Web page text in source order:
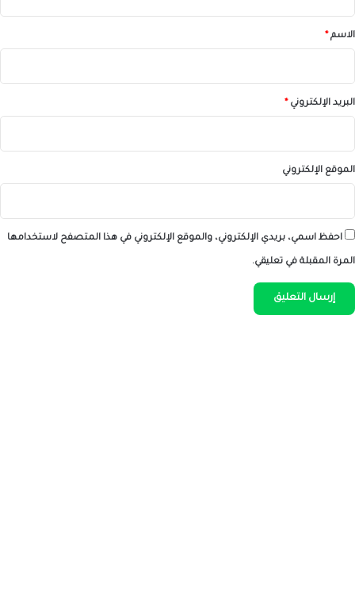
*الاسم *
البريد الإلكتروني *
الموقع الإلكتروني
احفظ اسمي، بريدي الإلكتروني، والموقع الإلكتروني في هذا المتصفح لاستخدامها
المرة المقبلة في تعليقي.